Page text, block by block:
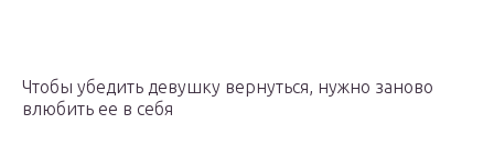
Чтобы убедить девушку вернуться, нужно заново
влюбить ее в себя